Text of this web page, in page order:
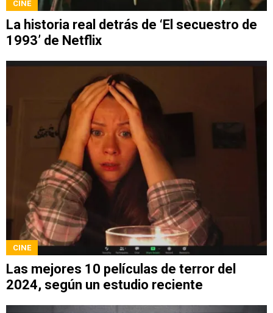
CINE
La historia real detrás de ‘El secuestro de
1993’ de Netflix
CINE
Las mejores 10 películas de terror del
2024, según un estudio reciente